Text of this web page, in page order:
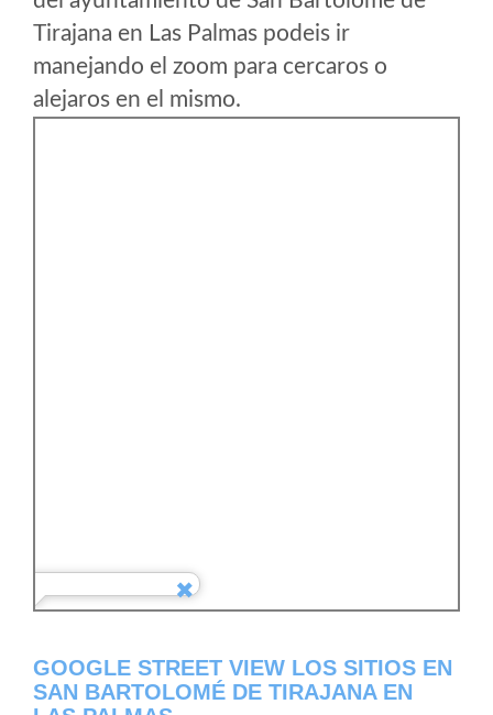
Tirajana en Las Palmas podeis ir
manejando el zoom para cercaros o
alejaros en el mismo.
GOOGLE STREET VIEW LOS SITIOS EN
SAN BARTOLOMÉ DE TIRAJANA EN